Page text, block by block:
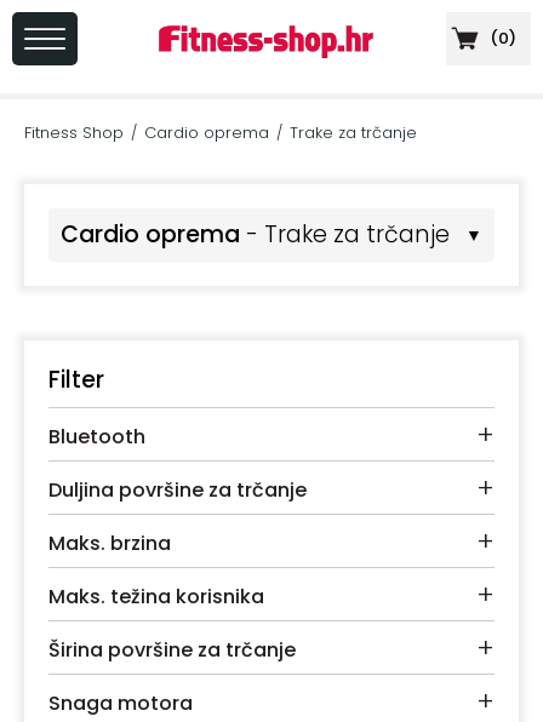
(0)
REGISTRACIJA
Cardio
Sprave
vježbanje
Podloge
vježbanje
Utezi
Fitness Shop / Cardio oprema / Trake za trčanje
Cardio oprema - Trake za trčanje ▼
Filter
+
Bluetooth
+
Duljina površine za trčanje
+
Maks. brzina
+
Maks. težina korisnika
+
Širina površine za trčanje
+
Snaga motora